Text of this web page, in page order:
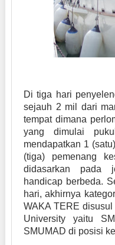
Di tiga hari
sejauh 2 mil dari
tempat dimana
yang dimulai
mendapatkan 1
(tiga) pemenang
didasarkan pada
handicap berbeda.
hari, akhirnya
WAKA TERE
University yaitu
SMUMAD di posisi